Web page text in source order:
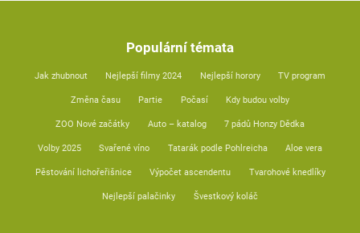
Populární témata
Jak zhubnout Nejlepší filmy 2024 Nejlepší horory TV program
Změna času Partie Počasí Kdy budou volby
ZOO Nové začátky Auto – katalog 7 pádů Honzy Dědka
Volby 2025 Svařené víno Tatarák podle Pohlreicha Aloe vera
Pěstování lichořeřišnice Výpočet ascendentu Tvarohové knedlíky
Nejlepší palačinky Švestkový koláč